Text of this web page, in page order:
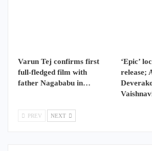
Varun Tej confirms first
full-fledged film with
father Nagababu in…
‘Epic’
release;
PREV NEXT